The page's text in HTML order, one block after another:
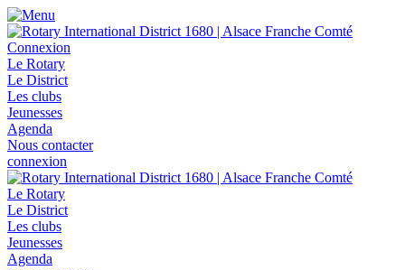
Connexion
Le Rotary
Le District
Les clubs
Jeunesses
Agenda
Nous contacter
connexion
Le Rotary
Le District
Les clubs
Jeunesses
Agenda